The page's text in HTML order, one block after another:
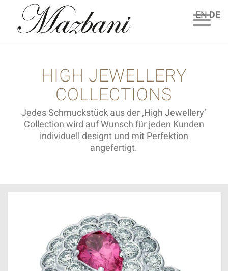
HIGH JEWELLERY
COLLECTIONS
Jedes Schmuckstück aus der ‚High Jewellery‘
Collection wird auf Wunsch für jeden Kunden
individuell designt und mit Perfektion
angefertigt.
ENDE